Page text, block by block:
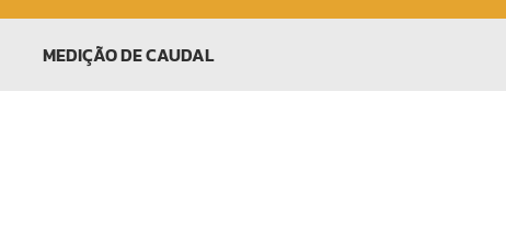
MEDIÇÃO DE CAUDAL